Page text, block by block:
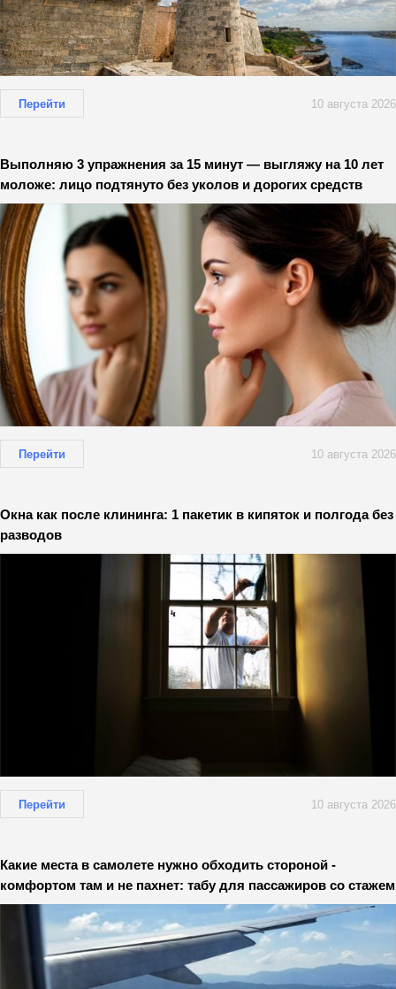
Перейти 10 августа 2026
Выполняю 3 упражнения за 15 минут — выгляжу на 10 лет
моложе: лицо подтянуто без уколов и дорогих средств
Перейти 10 августа 2026
Окна как после клининга: 1 пакетик в кипяток и полгода без
разводов
Перейти 10 августа 2026
Какие места в самолете нужно обходить стороной -
комфортом там и не пахнет: табу для пассажиров со стажем